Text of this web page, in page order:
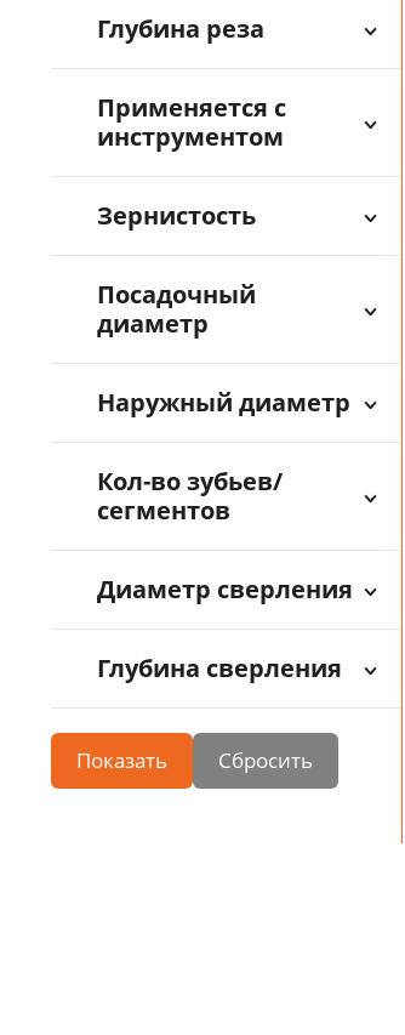
Глубина реза
Применяется с
инструментом
Зернистость
Посадочный
диаметр
Наружный диаметр
Кол-во зубьев/
сегментов
Диаметр сверления
Глубина сверления
Показать